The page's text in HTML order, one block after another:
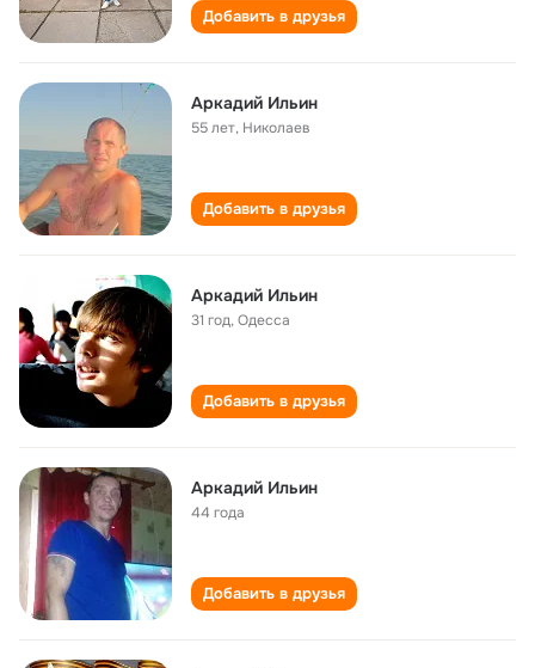
Добавить в друзья
Аркадий Ильин
55 лет, Николаев
Добавить в друзья
Аркадий Ильин
31 год,Одесса
Добавить в друзья
Аркадий Ильин
44 года
Добавить в друзья